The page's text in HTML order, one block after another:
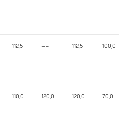
112,5 —– 112,5 100,0
110,0 120,0 120,0 70,0